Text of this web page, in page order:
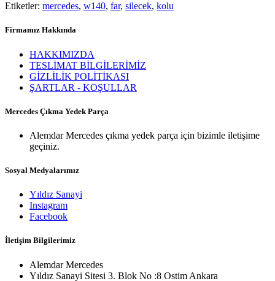
Etiketler: mercedes, w140, far, silecek, kolu
Firmamız Hakkında
HAKKIMIZDA
TESLİMAT BİLGİLERİMİZ
GİZLİLİK POLİTİKASI
ŞARTLAR - KOŞULLAR
Mercedes Çıkma Yedek Parça
Alemdar Mercedes çıkma yedek parça için bizimle iletişime
geçiniz.
Sosyal Medyalarımız
Yıldız Sanayi
Instagram
Facebook
İletişim Bilgilerimiz
Alemdar Mercedes
Yıldız Sanayi Sitesi 3. Blok No :8 Ostim Ankara